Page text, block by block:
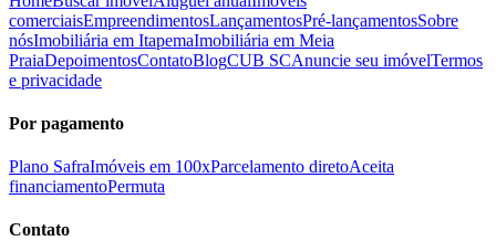
comerciaisEmpreendimentosLançamentosPré-lançamentosSobre
nósImobiliária em ItapemaImobiliária em Meia
PraiaDepoimentosContatoBlogCUB SCAnuncie seu imóvelTermos
e privacidade
Por pagamento
Plano SafraImóveis em 100xParcelamento diretoAceita
financiamentoPermuta
Contato